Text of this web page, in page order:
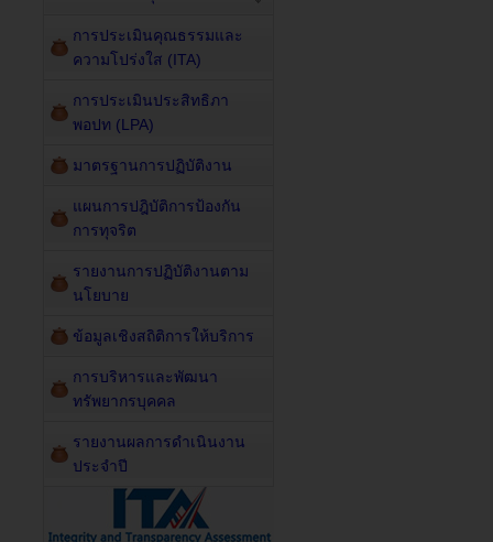
การประเมินคุณธรรมและ
ความโปร่งใส (ITA)
การประเมินประสิทธิภา
พอปท (LPA)
มาตรฐานการปฏิบัติงาน
แผนการปฎิบัติการป้องกัน
การทุจริต
รายงานการปฏิบัติงานตาม
นโยบาย
ข้อมูลเชิงสถิติการให้บริการ
การบริหารและพัฒนา
ทรัพยากรบุคคล
รายงานผลการดำเนินงาน
ประจำปี